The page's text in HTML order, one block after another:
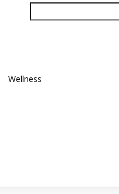
Suchen
Wellness